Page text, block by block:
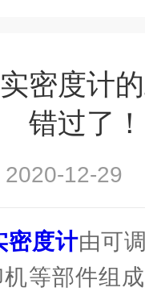
密度计
错过了！
2020-12-
密度计由可
等部件组